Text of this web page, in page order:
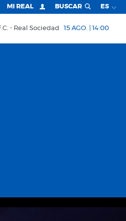
MI REAL BUSCAR ES
Real Sociedad 15 AGO. | 14:00